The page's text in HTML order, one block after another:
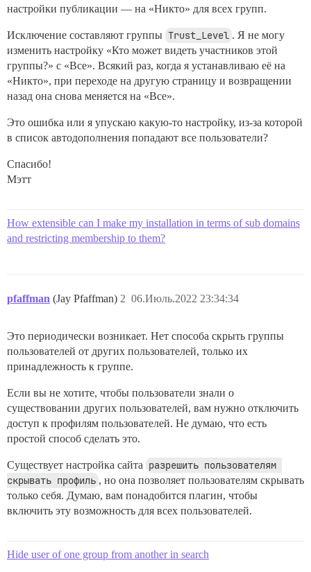
настройки публикации — на «Никто» для всех групп.
Исключение составляют группы Trust_Level . Я не могу
изменить настройку «Кто может видеть участников этой
группы?» с «Все». Всякий раз, когда я устанавливаю её на
«Никто», при переходе на другую страницу и возвращении
назад она снова меняется на «Все».
Это ошибка или я упускаю какую-то настройку, из-за которой
в список автодополнения попадают все пользователи?
Спасибо!
Мэтт
How extensible can I make my installation in terms of sub domains
and restricting membership to them?
pfaffman (Jay Pfaffman) 06.Июль.2022 23:34:34
2
Это периодически возникает. Нет способа скрыть группы
пользователей от других пользователей, только их
принадлежность к группе.
Если вы не хотите, чтобы пользователи знали о
существовании других пользователей, вам нужно отключить
доступ к профилям пользователей. Не думаю, что есть
простой способ сделать это.
Существует настройка сайта разрешить пользователям
скрывать профиль , но она позволяет пользователям скрывать
только себя. Думаю, вам понадобится плагин, чтобы
включить эту возможность для всех пользователей.
Hide user of one group from another in search